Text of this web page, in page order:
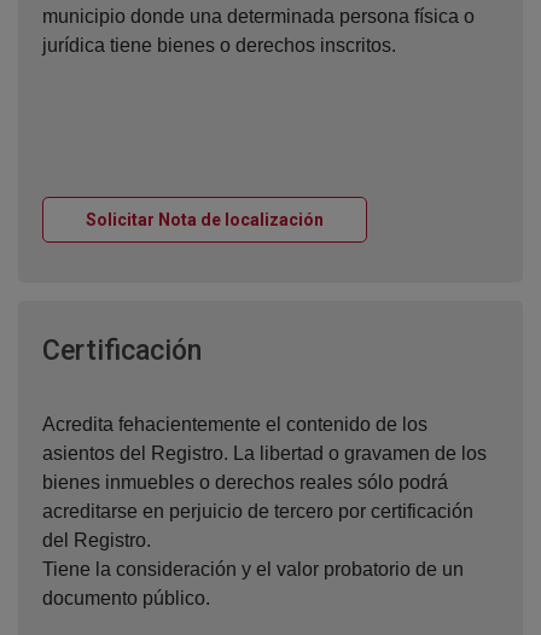
municipio donde una determinada persona física o
jurídica tiene bienes o derechos inscritos.
Solicitar Nota de localización
Certificación
Acredita fehacientemente el contenido de los
asientos del Registro. La libertad o gravamen de los
bienes inmuebles o derechos reales sólo podrá
acreditarse en perjuicio de tercero por certificación
del Registro.
Tiene la consideración y el valor probatorio de un
documento público.